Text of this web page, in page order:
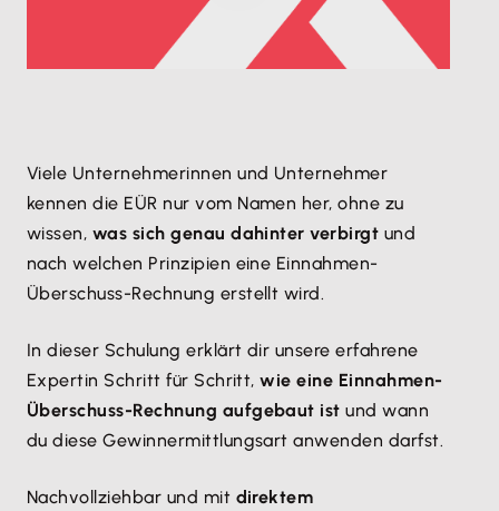
​Viele Unternehmerinnen und Unternehmer
kennen die EÜR nur vom Namen her, ohne zu
wissen, was sich genau dahinter verbirgt und
nach welchen Prinzipien eine Einnahmen-
Überschuss-Rechnung erstellt wird.
In dieser Schulung erklärt dir unsere erfahrene
Expertin Schritt für Schritt,wie eine Einnahmen-
Überschuss-Rechnung aufgebaut ist und wann
du diese Gewinnermittlungsart anwenden darfst.
Nachvollziehbar und mit direktem